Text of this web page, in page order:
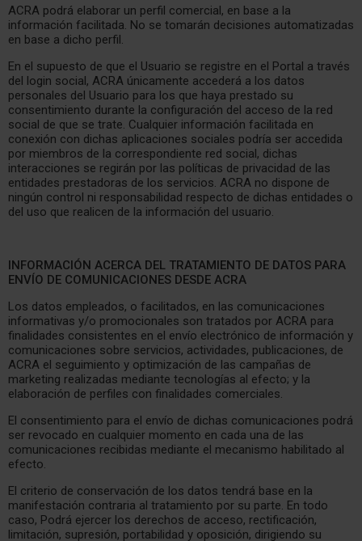
ACRA podrá elaborar un perfil comercial, en base a la
información facilitada. No se tomarán decisiones automatizadas
en base a dicho perfil.
En el supuesto de que el Usuario se registre en el Portal a través
del login social, ACRA únicamente accederá a los datos
personales del Usuario para los que haya prestado su
consentimiento durante la configuración del acceso de la red
social de que se trate. Cualquier información facilitada en
conexión con dichas aplicaciones sociales podría ser accedida
por miembros de la correspondiente red social, dichas
interacciones se regirán por las políticas de privacidad de las
entidades prestadoras de los servicios. ACRA no dispone de
ningún control ni responsabilidad respecto de dichas entidades o
del uso que realicen de la información del usuario.
INFORMACIÓN ACERCA DEL TRATAMIENTO DE DATOS PARA
ENVÍO DE COMUNICACIONES DESDE ACRA
Los datos empleados, o facilitados, en las comunicaciones
informativas y/o promocionales son tratados por ACRA para
finalidades consistentes en el envío electrónico de información y
comunicaciones sobre servicios, actividades, publicaciones, de
ACRA el seguimiento y optimización de las campañas de
marketing realizadas mediante tecnologías al efecto; y la
elaboración de perfiles con finalidades comerciales.
El consentimiento para el envío de dichas comunicaciones podrá
ser revocado en cualquier momento en cada una de las
comunicaciones recibidas mediante el mecanismo habilitado al
efecto.
El criterio de conservación de los datos tendrá base en la
manifestación contraria al tratamiento por su parte. En todo
caso, Podrá ejercer los derechos de acceso, rectificación,
limitación, supresión, portabilidad y oposición, dirigiendo su